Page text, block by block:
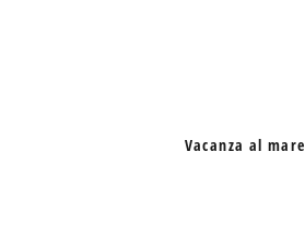
Vacanza al mare